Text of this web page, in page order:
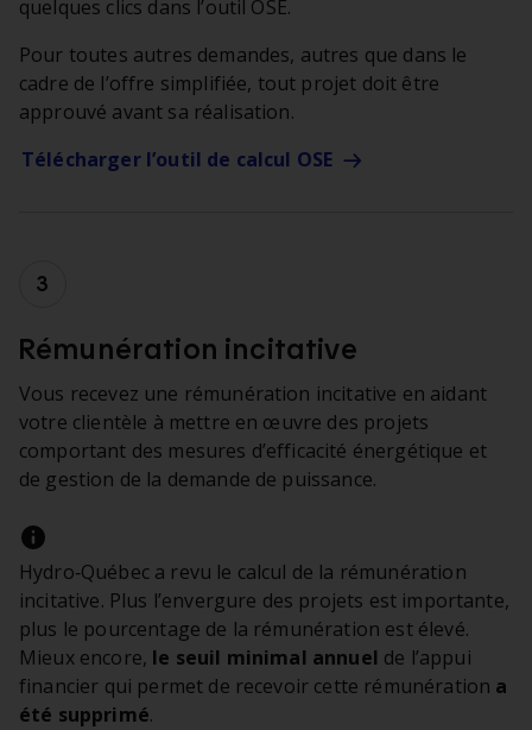
quelques clics dans l’outil OSE.
Pour toutes autres demandes, autres que dans le
cadre de l’offre simplifiée, tout projet doit être
approuvé avant sa réalisation.
Télécharger l’outil de calcul OSE
Étape 3 :
Rémunération incitative
Vous recevez une rémunération incitative en aidant
votre clientèle à mettre en œuvre des projets
comportant des mesures d’efficacité énergétique et
de gestion de la demande de puissance.
Hydro‑Québec a revu le calcul de la rémunération
incitative. Plus l’envergure des projets est importante,
plus le pourcentage de la rémunération est élevé.
Mieux encore, le seuil minimal annuel de l’appui
financier qui permet de recevoir cette rémunération a
été supprimé.